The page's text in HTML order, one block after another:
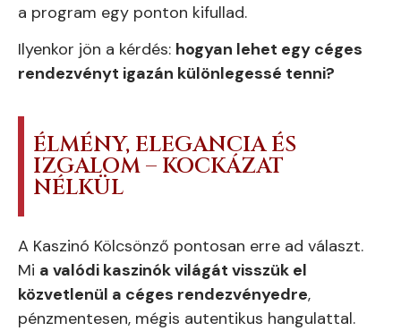
a program egy ponton kifullad.
Ilyenkor jön a kérdés: hogyan lehet egy céges
rendezvényt igazán különlegessé tenni?
ÉLMÉNY, ELEGANCIA ÉS
IZGALOM – KOCKÁZAT
NÉLKÜL
A Kaszinó Kölcsönző pontosan erre ad választ.
Mi a valódi kaszinók világát visszük el
közvetlenül a céges rendezvényedre,
pénzmentesen, mégis autentikus hangulattal.